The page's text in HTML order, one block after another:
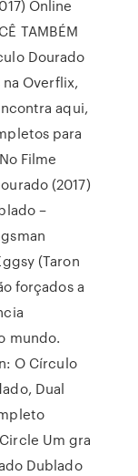
Online
TAMBÉM
Dourado
Overflix,
aqui,
para
Filme
(2017)
–
(Taron
forçados a
mundo.
O Círculo
Dual
Um gra
Dublado